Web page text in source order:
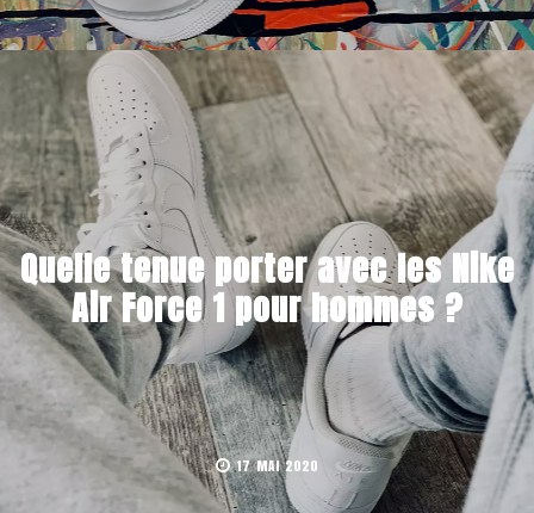
Quelle tenue porter avec les Nike
Air Force 1 pour hommes ?
17 MAI 2020